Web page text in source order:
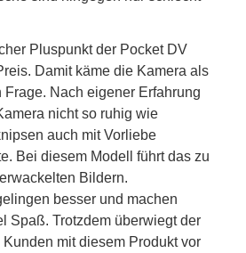
Pluspunkt der Pocket DV
Damit käme die Kamera als
Nach eigener Erfahrung
nicht so ruhig wie
auch mit Vorliebe
Bei diesem Modell führt das zu
Bildern.
besser und machen
Spaß. Trotzdem überwiegt der
mit diesem Produkt vor